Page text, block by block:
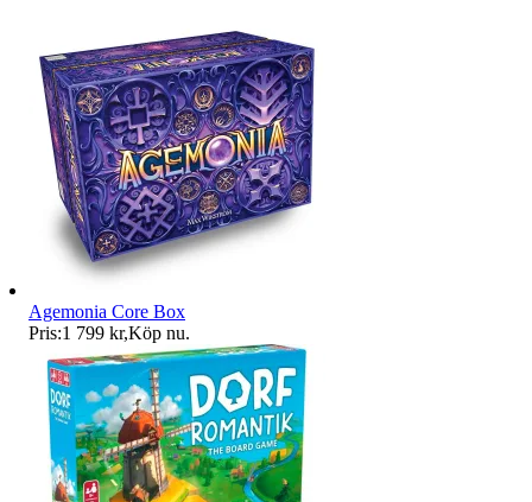
Agemonia Core Box
Pris:1 799 kr,Köp nu.